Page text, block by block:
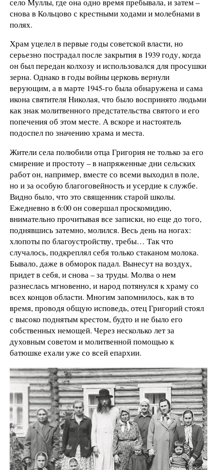
снова в Кольцово с крестными ходами и молебнами в
полях.
Храм уцелел в первые годы советской власти, но
серьезно пострадал после закрытия в 1939 году, когда
он был передан колхозу и использовался для просушки
зерна. Однако в годы войны церковь вернули
верующим, а в марте 1945-го была обнаружена и сама
икона святителя Николая, что было воспринято людьми
как знак молитвенного предстательства святого и его
попечения об этом месте. А вскоре и настоятель
подоспел по значению храма и места.
Жители села полюбили отца Григория не только за его
смирение и простоту – в напряженные дни сельских
работ он, например, вместе со всеми выходил в поле,
но и за особую благоговейность и усердие к службе.
Видно было, что это священник старой школы.
Ежедневно в 6:00 он совершал проскомидию,
внимательно прочитывая все записки, но еще до того,
поднявшись затемно, молился. Весь день на ногах:
хлопоты по благоустройству, требы… Так что
случалось, подкреплял себя только стаканом молока.
Бывало, даже в обморок падал. Вынесут на воздух,
придет в себя, и снова – за труды. Молва о нем
разнеслась мгновенно, и народ потянулся к храму со
всех концов области. Многим запомнилось, как в то
время, проводя общую исповедь, отец Григорий стоял
с высоко поднятым крестом, будто и не было его
собственных немощей. Через несколько лет за
духовным советом и молитвенной помощью к
батюшке ехали уже со всей епархии.